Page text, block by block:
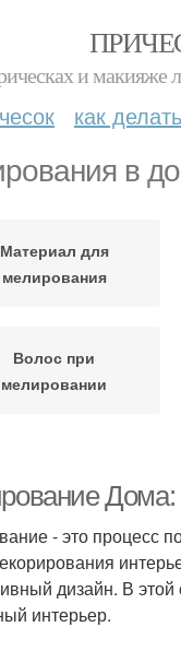
и макияже
как
в
Материал для
мелирования
Волос при
мелировании
Дома:
- это процесс
дизайн. В
интерьер.